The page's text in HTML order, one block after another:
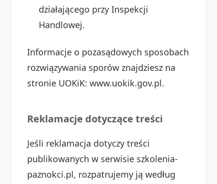
działającego przy Inspekcji
Handlowej.
Informacje o pozasądowych sposobach
rozwiązywania sporów znajdziesz na
stronie UOKiK: www.uokik.gov.pl.
Reklamacje dotyczące treści
Jeśli reklamacja dotyczy treści
publikowanych w serwisie szkolenia-
paznokci.pl, rozpatrujemy ją według